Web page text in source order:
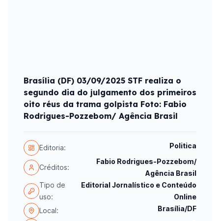
Brasília (DF) 03/09/2025 STF realiza o
segundo dia do julgamento dos primeiros
oito réus da trama golpista Foto: Fabio
Rodrigues-Pozzebom/ Agência Brasil
Editoria: Politica
Créditos:
Fabio Rodrigues-Pozzebom/
Agência Brasil
Tipo de
uso:
Editorial Jornalístico e Conteúdo
Online
Local:
Brasília/DF